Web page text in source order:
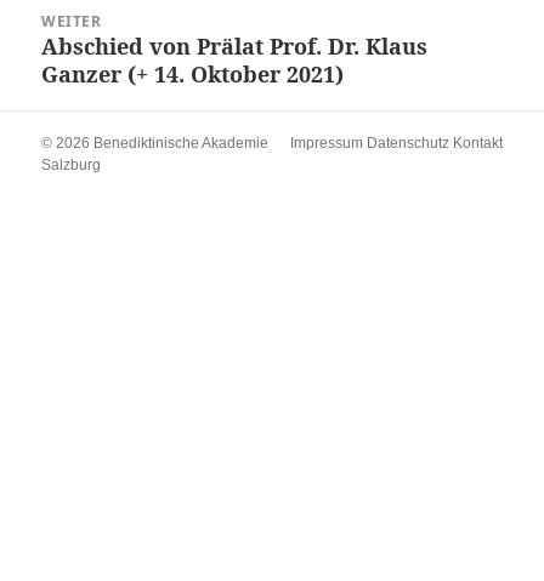
WEITER
Nächster
Beitrag:
Abschied von Prälat Prof. Dr. Klaus
Ganzer (+ 14. Oktober 2021)
Impressum Datenschutz Kontakt
© 2026 Benediktinische Akademie
Salzburg